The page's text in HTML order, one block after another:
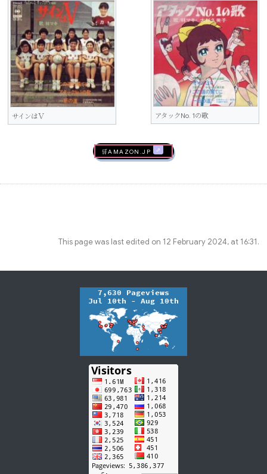
サインはＶ アタックNo. 1の歌
🛒AMAZON.jp
This page was last edited on 12 February 2024, at 16:31.